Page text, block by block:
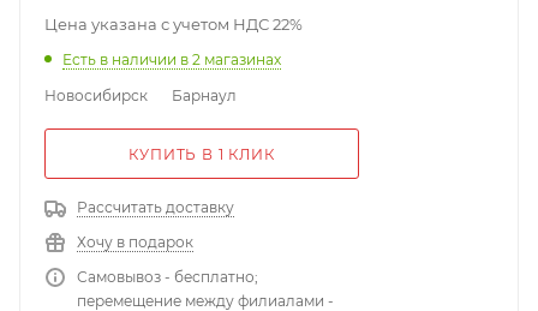
Цена указана с учетом НДС 22%
Есть в наличии в 2 магазинах
Новосибирск
Барнаул
КУПИТЬ В 1 КЛИК
Рассчитать доставку
Хочу в подарок
Самовывоз - бесплатно;
перемещение между филиалами -